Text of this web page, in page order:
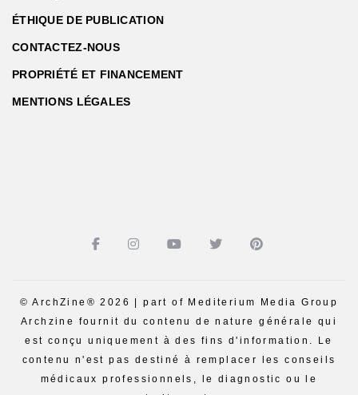
ÉTHIQUE DE PUBLICATION
CONTACTEZ-NOUS
PROPRIÉTÉ ET FINANCEMENT
MENTIONS LÉGALES
© ArchZine® 2026 | part of Mediterium Media Group
Archzine fournit du contenu de nature générale qui
est conçu uniquement à des fins d'information. Le
contenu n'est pas destiné à remplacer les conseils
médicaux professionnels, le diagnostic ou le